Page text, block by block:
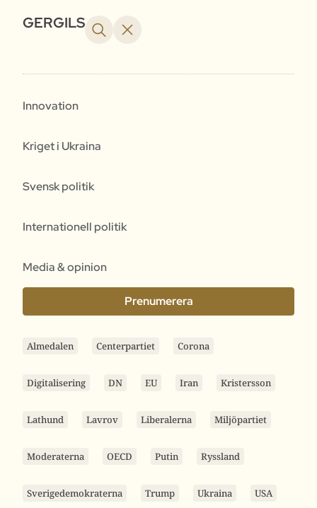
GERGILS
Innovation
Kriget i Ukraina
Svensk politik
Internationell politik
Media & opinion
Prenumerera
Almedalen Centerpartiet Corona
Digitalisering DN EU Iran Kristersson
Lathund Lavrov Liberalerna Miljöpartiet
Moderaterna OECD Putin Ryssland
Sverigedemokraterna Trump Ukraina USA